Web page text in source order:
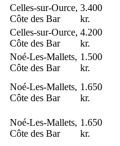
Celles-sur-Ource,
Côte des Bar
3.400
kr.
Celles-sur-Ource,
Côte des Bar
4.200
kr.
Noé-Les-Mallets,
Côte des Bar
1.500
kr.
Noé-Les-Mallets,
Côte des Bar
1.650
kr.
Noé-Les-Mallets,
Côte des Bar
1.650
kr.